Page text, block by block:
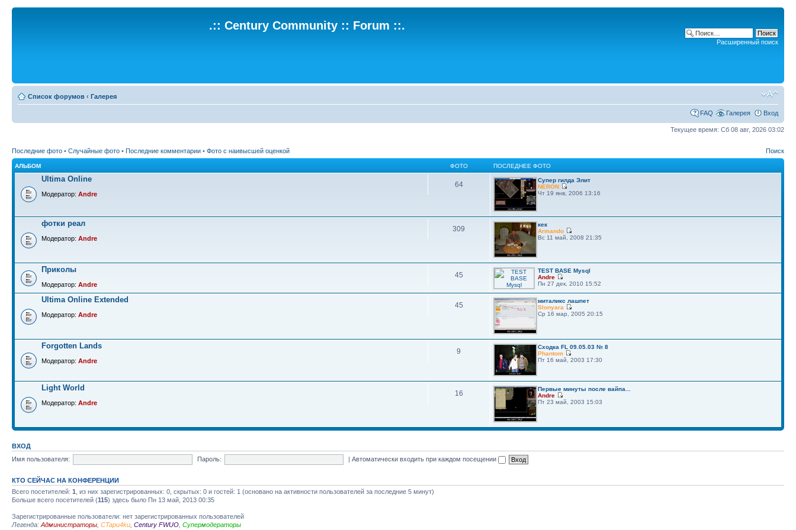
.:: Century Community :: Forum ::.
Расширенный поиск
Список форумов ‹ Галерея
FAQ Галерея Вход
Текущее время: Сб 08 авг, 2026 03:02
Последние фото • Случайные фото • Последние комментарии • Фото с наивысшей оценкой Поиск
АЛЬБОМ ФОТО ПОСЛЕДНЕЕ ФОТО
Ultima Online
Модератор: Andre
64
Супер гилда Элит
NERON
Чт 19 янв, 2006 13:16
фотки реал
Модератор: Andre
309
кек
Armando
Вс 11 май, 2008 21:35
Приколы
Модератор: Andre
45
TEST BASE Mysql
Andre
Пн 27 дек, 2010 15:52
Ultima Online Extended
Модератор: Andre
45
миталикс лашпет
Slonyara
Ср 16 мар, 2005 20:15
Forgotten Lands
Модератор: Andre
9
Сходка FL 09.05.03 № 8
Phantom
Пт 16 май, 2003 17:30
Light World
Модератор: Andre
16
Первые минуты после вайпа...
Andre
Пт 23 май, 2003 15:03
ВХОД
Имя пользователя:
Пароль: |Автоматически входить при каждом посещении
КТО СЕЙЧАС НА КОНФЕРЕНЦИИ
Всего посетителей: 1 , из них зарегистрированных: 0, скрытых: 0 и гостей: 1 (основано на активности пользователей за последние 5 минут)
Больше всего посетителей (115) здесь было Пн 13 май, 2013 00:35
Зарегистрированные пользователи: нет зарегистрированных пользователей
Легенда: Администраторы CTapu4ku Century FWUO Супермодераторы